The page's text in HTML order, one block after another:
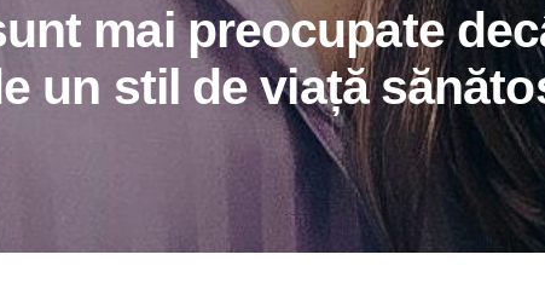
mai preocupate
un stil de viață